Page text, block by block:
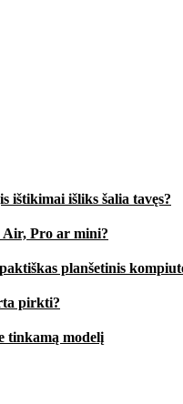
ištikimai išliks šalia tavęs?
Air, Pro ar mini?
planšetinis
pirkti?
tinkamą modelį